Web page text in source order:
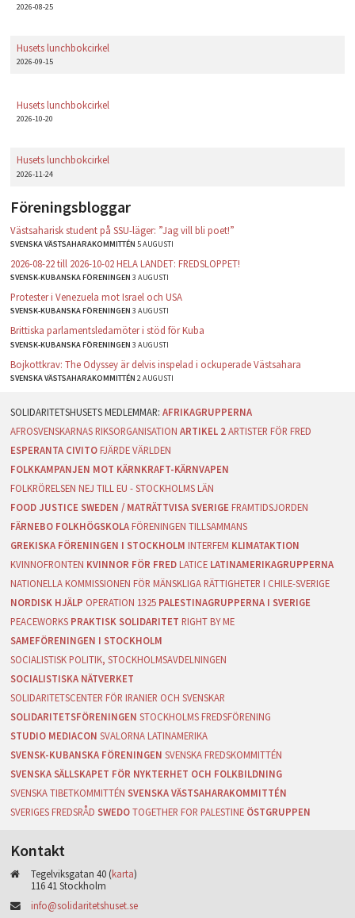
2026-08-25
Husets lunchbokcirkel
2026-09-15
Husets lunchbokcirkel
2026-10-20
Husets lunchbokcirkel
2026-11-24
Föreningsbloggar
Västsaharisk student på SSU-läger: ”Jag vill bli poet!”
SVENSKA VÄSTSAHARAKOMMITTÉN5 AUGUSTI
2026-08-22 till 2026-10-02 HELA LANDET: FREDSLOPPET!
SVENSK-KUBANSKA FÖRENINGEN3 AUGUSTI
Protester i Venezuela mot Israel och USA
SVENSK-KUBANSKA FÖRENINGEN3 AUGUSTI
Brittiska parlamentsledamöter i stöd för Kuba
SVENSK-KUBANSKA FÖRENINGEN3 AUGUSTI
Bojkottkrav: The Odyssey är delvis inspelad i ockuperade Västsahara
SVENSKA VÄSTSAHARAKOMMITTÉN2 AUGUSTI
AFRIKAGRUPPERNA
AFROSVENSKARNAS RIKSORGANISATION ARTIKEL 2 ARTISTER FÖR FRED
ESPERANTA CIVITO FJÄRDE VÄRLDEN
FOLKKAMPANJEN MOT KÄRNKRAFT-KÄRNVAPEN
FOLKRÖRELSEN NEJ TILL EU - STOCKHOLMS LÄN
FOOD JUSTICE SWEDEN / MATRÄTTVISA SVERIGE FRAMTIDSJORDEN
FÄRNEBO FOLKHÖGSKOLA FÖRENINGEN TILLSAMMANS
GREKISKA FÖRENINGEN I STOCKHOLM INTERFEM KLIMATAKTION
KVINNOFRONTEN KVINNOR FÖR FRED LATICE LATINAMERIKAGRUPPERNA
NATIONELLA KOMMISSIONEN FÖR MÄNSKLIGA RÄTTIGHETER I CHILE-SVERIGE
NORDISK HJÄLP OPERATION 1325 PALESTINAGRUPPERNA I SVERIGE
PEACEWORKS PRAKTISK SOLIDARITET RIGHT BY ME
SAMEFÖRENINGEN I STOCKHOLM
SOCIALISTISK POLITIK, STOCKHOLMSAVDELNINGEN
SOCIALISTISKA NÄTVERKET
SOLIDARITETSCENTER FÖR IRANIER OCH SVENSKAR
SOLIDARITETSFÖRENINGEN STOCKHOLMS FREDSFÖRENING
STUDIO MEDIACON SVALORNA LATINAMERIKA
SVENSK-KUBANSKA FÖRENINGEN SVENSKA FREDSKOMMITTÉN
SVENSKA SÄLLSKAPET FÖR NYKTERHET OCH FOLKBILDNING
SVENSKA TIBETKOMMITTÉN SVENSKA VÄSTSAHARAKOMMITTÉN
SVERIGES FREDSRÅD SWEDO TOGETHER FOR PALESTINE ÖSTGRUPPEN
Kontakt
Tegelviksgatan 40 (karta)
116 41 Stockholm
info@solidaritetshuset.se